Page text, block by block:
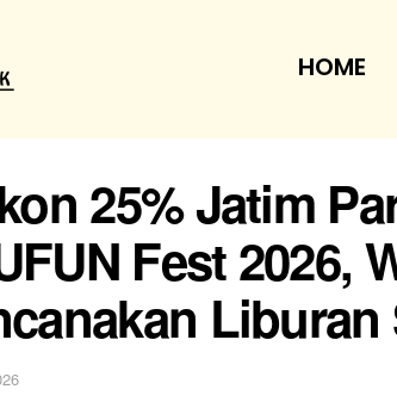
HOME
25% Jatim
Fest 2026,
Liburan